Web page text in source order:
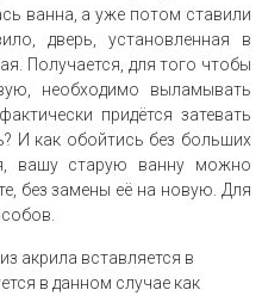
ванна, а уже потом ставили
дверь, установленная в
Получается, для того чтобы
необходимо выламывать
придётся затевать
И как обойтись без больших
вашу старую ванну можно
без замены её на новую. Для
акрила вставляется в
в данном случае как